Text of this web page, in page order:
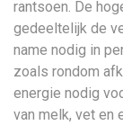
rantsoen. De
gedeeltelijk de
name nodig in
zoals rondom
energie nodig
van melk, vet en